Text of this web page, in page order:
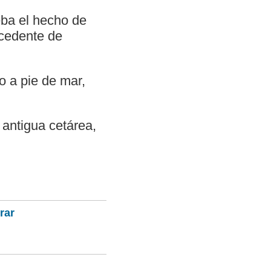
el hecho de
de
a pie de mar,
cetárea,